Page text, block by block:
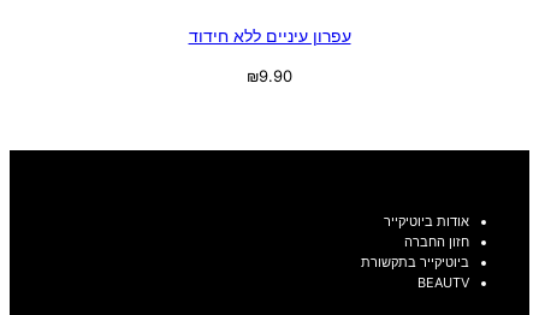
עפרון עיניים ללא חידוד
₪9.90
אודות ביוטיקייר
חזון החברה
ביוטיקייר בתקשורת
BEAUTV